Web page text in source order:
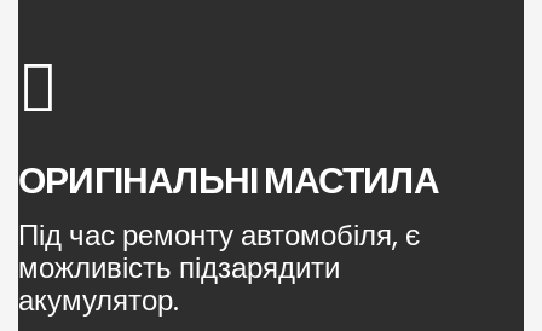
ОРИГІНАЛЬНІ МАСТИЛА
Під час ремонту автомобіля, є
можливість підзарядити
акумулятор.